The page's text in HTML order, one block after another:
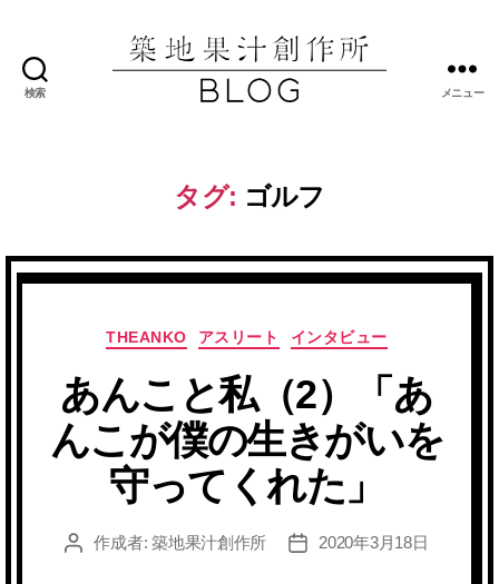
検索
汁
創
所
ブ
グ
メニュー
タグ: ゴルフ
カ
ゴ
リ
ー
THEANKO アスリート インタビュー
あんこと私（2）「あ
んこが僕の生きがいを
守ってくれた」
投
作成者:築地果汁創作所
投
2020年3月18日